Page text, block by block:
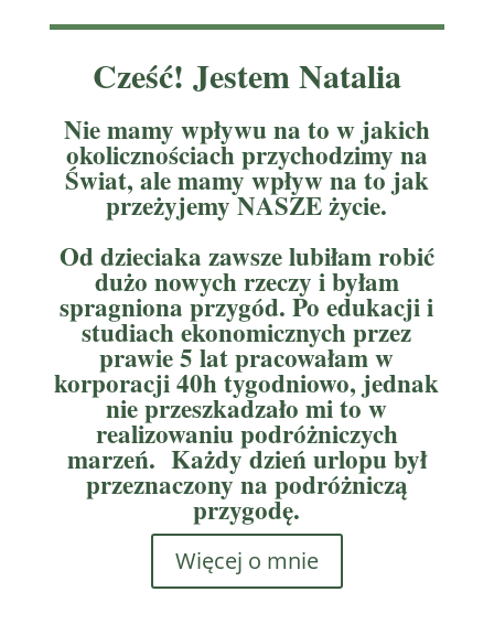
Cześć! Jestem Natalia
Nie mamy wpływu na to w jakich
okolicznościach przychodzimy na
Świat, ale mamy wpływ na to jak
przeżyjemy NASZE życie.
Od dzieciaka zawsze lubiłam robić
dużo nowych rzeczy i byłam
spragniona przygód. Po edukacji i
studiach ekonomicznych przez
prawie 5 lat pracowałam w
korporacji 40h tygodniowo, jednak
nie przeszkadzało mi to w
realizowaniu podróżniczych
marzeń. Każdy dzień urlopu był
przeznaczony na podróżniczą
przygodę.
Więcej o mnie